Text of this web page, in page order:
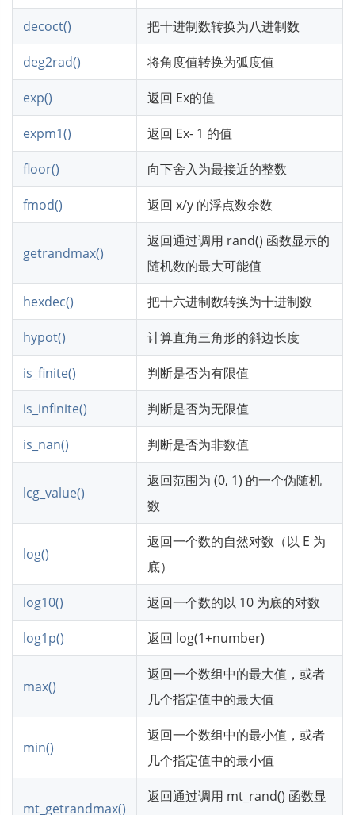
decoct() 把十进制数转换为八进制数
deg2rad() 将角度值转换为弧度值
exp() 返回 Ex的值
expm1() 返回 Ex- 1 的值
floor() 向下舍入为最接近的整数
fmod() 返回 x/y 的浮点数余数
getrandmax()
返回通过调用 rand() 函数显示的
随机数的最大可能值
hexdec() 把十六进制数转换为十进制数
hypot() 计算直角三角形的斜边长度
is_finite() 判断是否为有限值
is_infinite() 判断是否为无限值
is_nan() 判断是否为非数值
lcg_value()
返回范围为 (0, 1) 的一个伪随机
数
log()
返回一个数的自然对数（以 E 为
底）
log10() 返回一个数的以 10 为底的对数
log1p() 返回 log(1+number)
max()
返回一个数组中的最大值，或者
几个指定值中的最大值
min()
返回一个数组中的最小值，或者
几个指定值中的最小值
mt_getrandmax()
返回通过调用 mt_rand() 函数显